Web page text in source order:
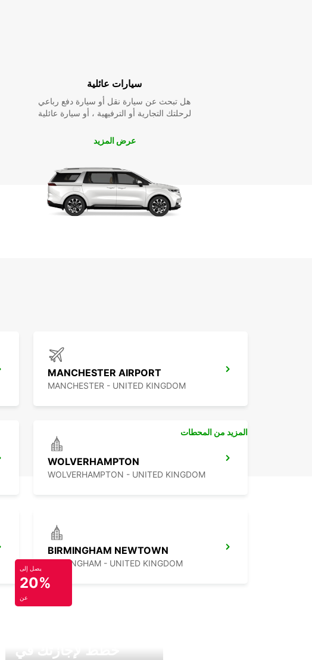
سيارات عائلية
هل تبحث عن سيارة نقل أو سيارة دفع رباعي
لرحلتك التجارية أو الترفيهية ، أو سيارة عائلية
عرض المزيد
MANCHESTER AIRPORT
MANCHESTER - UNITED KINGDOM
WOLVERHAMPTON
WOLVERHAMPTON - UNITED KINGDOM
BIRMINGHAM NEWTOWN
BIRMINGHAM - UNITED KINGDOM
المزيد من المحطات
يصل إلى
20%
عن